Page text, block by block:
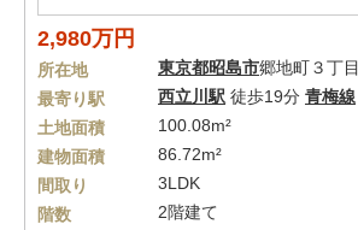
2,980万円
所在地 東京都昭島市郷地町３丁目
最寄り駅
西立川駅 徒歩19分 青梅線
土地面積
100.08m²
建物面積
86.72m²
間取り
3LDK
階数
2階建て